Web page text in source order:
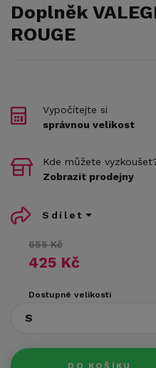
Doplněk
ROUGE
655 Kč
425 Kč
Dostupné velikosti
S
DO KOŠÍKU
Vypočítejte si
správnou velikost
Kde můžete
Zobrazit prodejny
Sdílet